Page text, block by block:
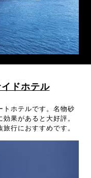
ドホテル
トホテルです。名物砂
果があると大好評。
行におすすめです。